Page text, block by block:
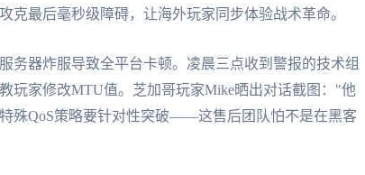
最后毫秒级障碍，让海外玩家同步体验战术革命。
务器炸服导致全平台卡顿。凌晨三点收到警报的技术组
玩家修改MTU值。芝加哥玩家Mike晒出对话截图："他
殊QoS策略要针对性突破——这售后团队怕不是在黑客